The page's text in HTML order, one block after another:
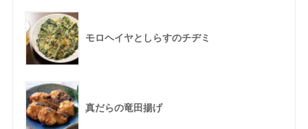
モロヘイヤとしらすのチヂミ
真だらの竜田揚げ